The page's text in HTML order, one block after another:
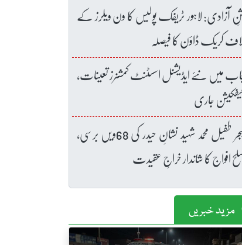
جشنِ آزادی: لاہور ٹریفک پولیس کا ون ویلرز کے
کریک ڈاؤن کا فیصلہ
میں نئے ایڈیشنل اسسٹنٹ کمشنرز تعینات،
جاری
میجر طفیل محمد شہید نشانِ حیدر کی 68ویں برسی،
افواج کا شاندار خراجِ عقیدت
مزید خبریں